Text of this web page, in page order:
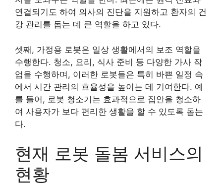
연결되기도 하여 의사의 진단을 지원하고 환자의 건
강 관리를 돕는 데 큰 역할을 하고 있다.
셋째, 가정용 로봇은 일상 생활에서의 보조 역할을
수행한다. 청소, 요리, 식사 준비 등 다양한 가사 작
업을 수행하며, 이러한 로봇들은 특히 바쁜 일정 속
에서 시간 관리의 효율성을 높이는 데 기여한다. 예
를 들어, 로봇 청소기는 효과적으로 집안을 청소하
여 사용자가 보다 편리한 생활을 할 수 있도록 돕는
다.
현재 로봇 돌봄 서비스의
현황